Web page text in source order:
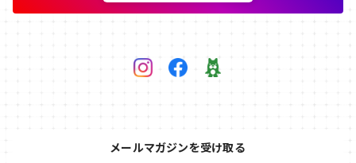
メールマガジンを受け取る